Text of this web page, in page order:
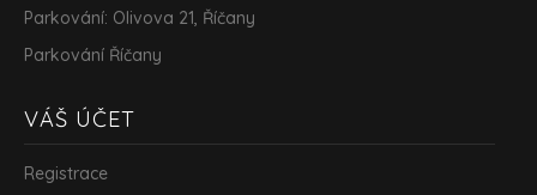
Parkování: Olivova 21, Říčany
Parkování Říčany
VÁŠ ÚČET
Registrace